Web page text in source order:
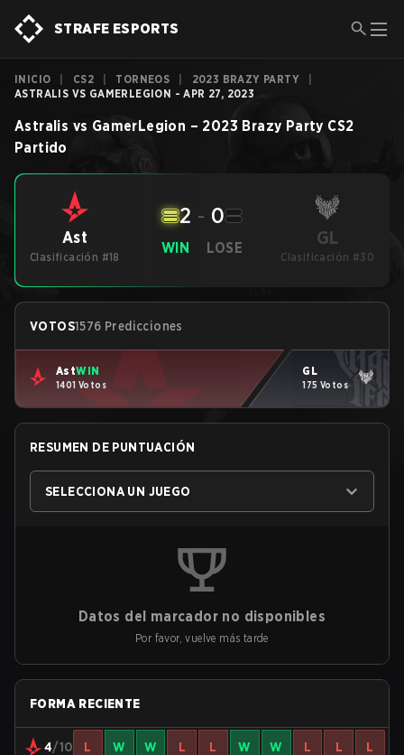
STRAFE ESPORTS
INICIO CS2 TORNEOS 2023 BRAZY PARTY
ASTRALIS VS GAMERLEGION - APR 27, 2023
Astralis vs GamerLegion – 2023 Brazy Party CS2
Partido
Ast
Clasificación #18
WIN
2 - 0
LOSE GL
Clasificación #30
VOTOS1576 Predicciones
AstWIN
1401 Votos
GL
175 Votos
RESUMEN DE PUNTUACIÓN
SELECCIONA UN JUEGO
Datos del marcador no disponibles
Por favor, vuelve más tarde
FORMA RECIENTE
4/10 L W W L L W W L L L